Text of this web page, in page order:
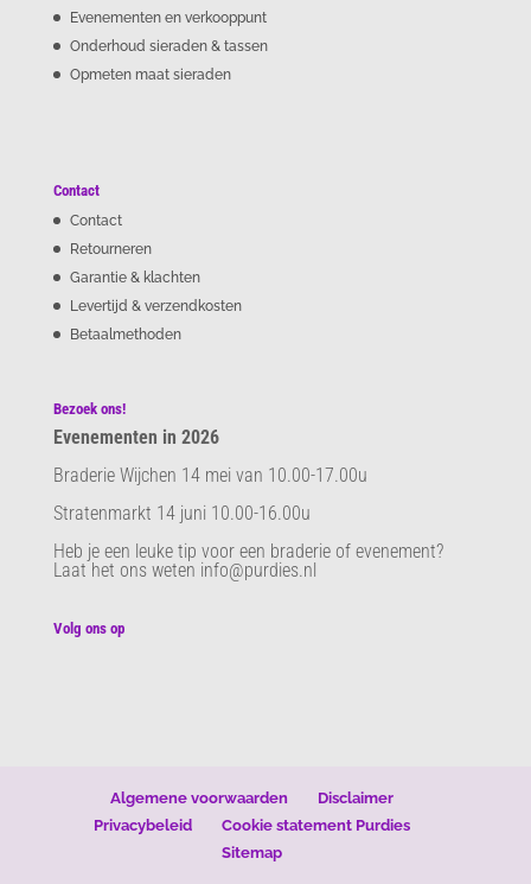
Evenementen en verkooppunt
Onderhoud sieraden & tassen
Opmeten maat sieraden
Contact
Contact
Retourneren
Garantie & klachten
Levertijd & verzendkosten
Betaalmethoden
Bezoek ons!
Evenementen in 2026
Braderie Wijchen 14 mei van 10.00-17.00u
Stratenmarkt 14 juni 10.00-16.00u
Heb je een leuke tip voor een braderie of evenement?
Laat het ons weten info@purdies.nl
Volg ons op
Algemene voorwaarden
Disclaimer
Privacybeleid
Cookie statement Purdies
Sitemap